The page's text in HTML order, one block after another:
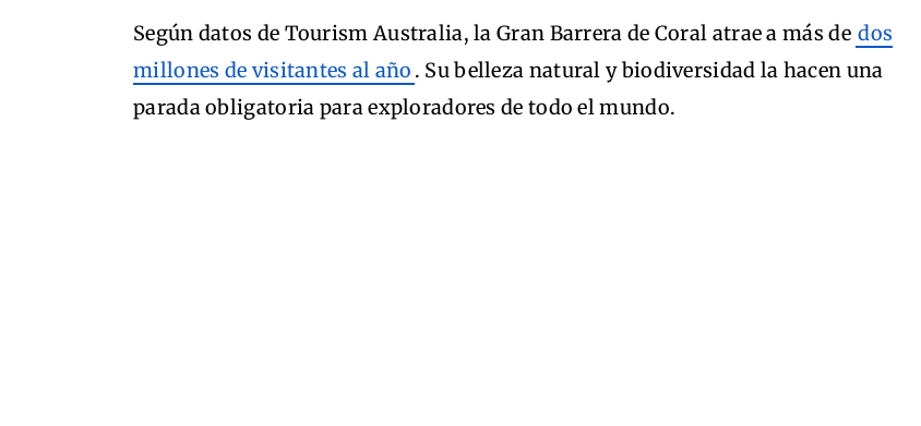
Según datos de Tourism Australia, la Gran Barrera de Coral atrae a más de dos
millones de visitantes al año . Su belleza natural y biodiversidad la hacen una
parada obligatoria para exploradores de todo el mundo.